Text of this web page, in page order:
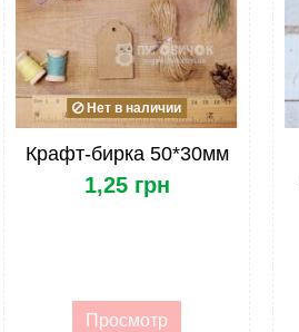
Нет в наличии
Крафт-бирка 50*30мм
1,25 грн
Просмотр